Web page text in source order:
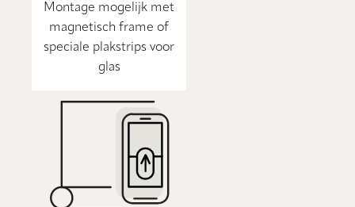
Montage mogelijk met
magnetisch frame of
speciale plakstrips voor
glas